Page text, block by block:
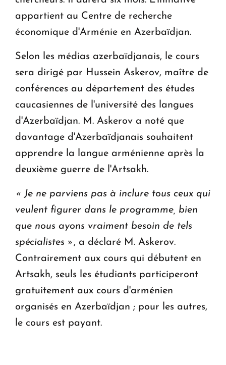
appartient au Centre de recherche
économique d'Arménie en Azerbaïdjan.
Selon les médias azerbaïdjanais, le cours
sera dirigé par Hussein Askerov, maître de
conférences au département des études
caucasiennes de l'université des langues
d'Azerbaïdjan. M. Askerov a noté que
davantage d'Azerbaïdjanais souhaitent
apprendre la langue arménienne après la
deuxième guerre de l'Artsakh.
« Je ne parviens pas à inclure tous ceux qui
veulent figurer dans le programme, bien
que nous ayons vraiment besoin de tels
spécialistes » , a déclaré M. Askerov.
Contrairement aux cours qui débutent en
Artsakh, seuls les étudiants participeront
gratuitement aux cours d'arménien
organisés en Azerbaïdjan ; pour les autres,
le cours est payant.